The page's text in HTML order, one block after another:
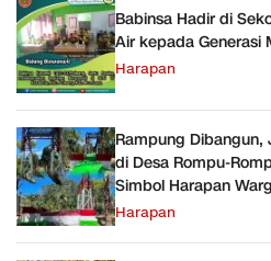
Babinsa Hadir di
Air kepada Generasi
Harapan
Rampung Dibangun,
di Desa Rompu-
Simbol Harapan
Harapan